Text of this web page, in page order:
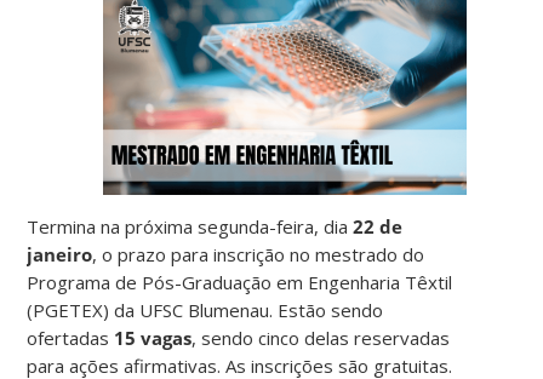
Termina na próxima segunda-feira, dia22 de
janeiro, o prazo para inscrição no mestrado do
Programa de Pós-Graduação em Engenharia Têxtil
(PGETEX) da UFSC Blumenau. Estão sendo
ofertadas 15 vagas, sendo cinco delas reservadas
para ações afirmativas. As inscrições são gratuitas.